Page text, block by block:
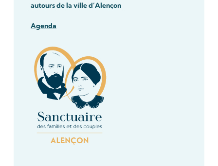
autours de la ville d’Alençon
Agenda